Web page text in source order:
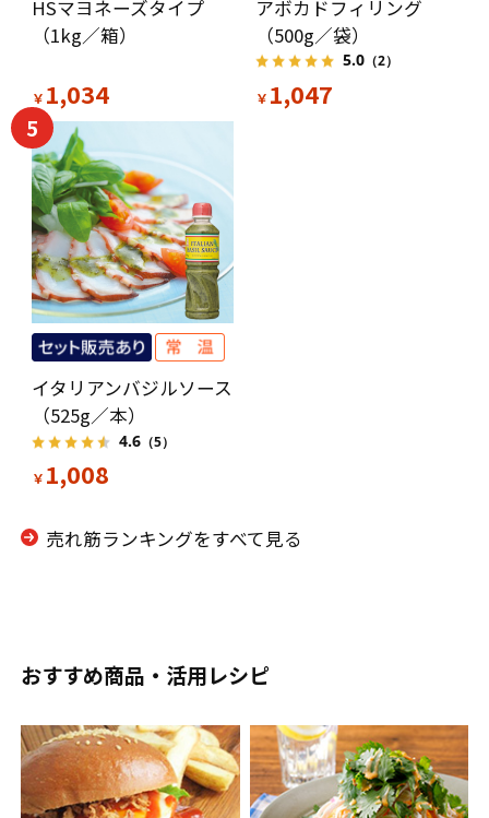
HSマヨネーズタイプ
（1kg／箱）
￥ 1,034
アボカドフィリング
（500g／袋）
5.0 （2）
￥ 1,047
5
イタリアンバジルソース
（525g／本）
4.6 （5）
￥ 1,008
売れ筋ランキングをすべて見る
おすすめ商品・活用レシピ